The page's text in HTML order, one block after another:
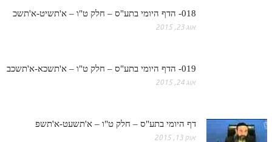
018- הדף היומי בתע"ס – חלק ט"ו – א'תשיט-א'תשכ
אוג 23, 2015
019- הדף היומי בתע"ס – חלק ט"ו – א'תשכא-א'תשכב
אוג 24, 2015
דף היומי בתע"ס – חלק ט"ו – א'תשעט-א'תשפ
אוק 13, 2015